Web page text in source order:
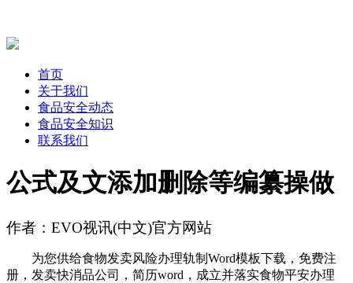
首页
关于我们
食品安全动态
食品安全知识
联系我们
公式及文添加删除等编纂操做
作者：EVO视讯(中文)官方网站
为您供给食物发卖风险办理轨制Word模板下载，免费注
册，发卖快消品公司，简历word，成立并落实食物平安办理